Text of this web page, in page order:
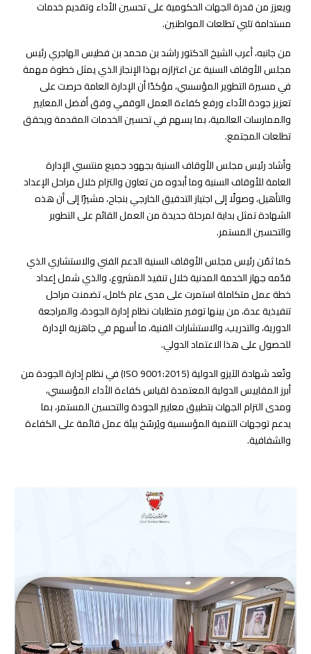
ويعزز من قدرة الجهات الحكومية على تحسين الأداء وتقديم خدمات
مستدامة تلبي تطلعات المواطنين.
من جانبه، أعرب الشيخ الدكتور راشد بن محمد بن فطيس الهاجري رئيس
مجلس الأوقاف السنية عن اعتزازه بهذا الإنجاز الذي يمثل خطوة مهمة
في مسيرة التطوير المؤسسي، مؤكدًا أن الإدارة العامة حرصت على
تعزيز جودة الأداء ورفع كفاءة العمل الوقفي وفق أفضل المعايير
والممارسات العالمية، بما يسهم في تحسين الخدمات المقدمة ويحقق
تطلعات المجتمع.
وأشاد رئيس مجلس الأوقاف السنية بجهود جميع منتسبي الإدارة
العامة للأوقاف السنية وما أبدوه من تعاون والتزام خلال مراحل الإعداد
والتأهيل، وصولًا إلى اجتياز التدقيق الخارجي بنجاح، مشيرًا إلى أن هذه
الشهادة تمثل بداية لمرحلة جديدة من العمل القائم على التطوير
والتحسين المستمر.
كما ثمّن رئيس مجلس الأوقاف السنية الدعم الفني والاستشاري الذي
قدّمه جهاز الخدمة المدنية خلال تنفيذ المشروع، والذي شمل إعداد
خطة عمل متكاملة استمرت على مدى عام كامل، تضمنت مراحل
تنفيذية عدة، من بينها توفير متطلبات نظام إدارة الجودة، والمراجعة
الدورية، والتدريب، والاستشارات الفنية، ما أسهم في جاهزية الإدارة
للحصول على هذا الاعتماد الدولي.
وتُعد شهادة الآيزو الدولية (ISO 9001:2015) في نظام إدارة الجودة من
أبرز المقاييس الدولية المعتمدة لقياس كفاءة الأداء المؤسسي،
ومدى التزام الجهات بتطبيق معايير الجودة والتحسين المستمر، بما
يدعم توجهات التنمية المؤسسية ويُرسّخ بيئة عمل قائمة على الكفاءة
والشفافية.